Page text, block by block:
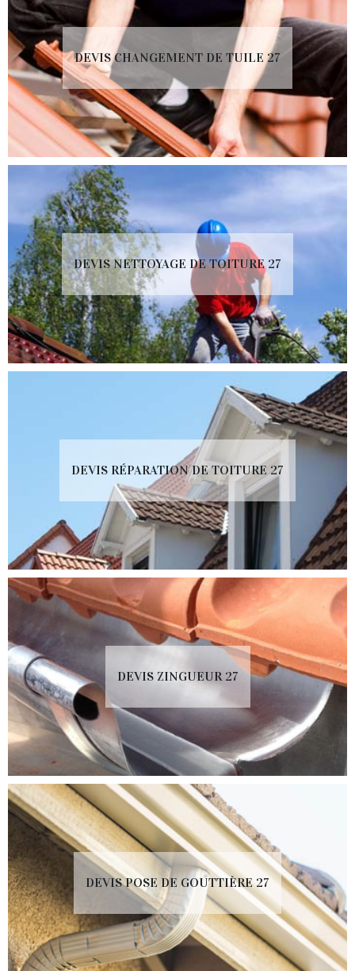
DEVIS CHANGEMENT DE TUILE 27
DEVIS NETTOYAGE DE TOITURE 27
DEVIS RÉPARATION DE TOITURE 27
DEVIS ZINGUEUR 27
DEVIS POSE DE GOUTTIÈRE 27